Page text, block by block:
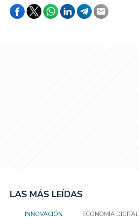
LAS MÁS LEÍDAS
INNOVACIÓN ECONOMÍA DIGITAL